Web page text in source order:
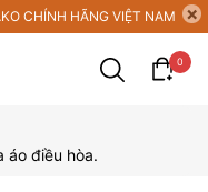
CHÍNH HÃNG VIỆT NAM
0
áo điều hòa.